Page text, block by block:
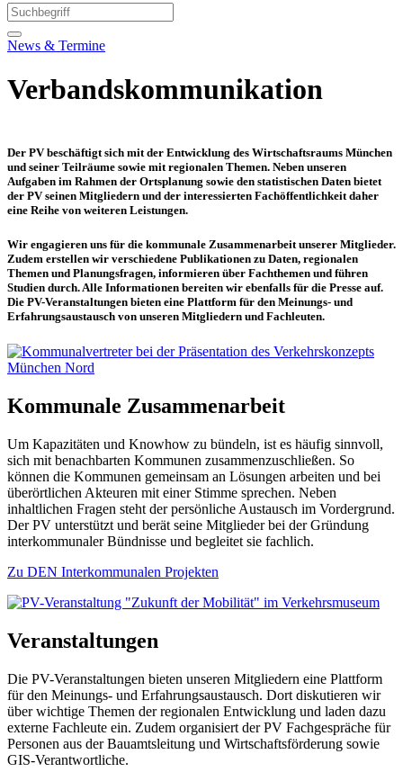
News & Termine
Verbandskommunikation
Der PV beschäftigt sich mit der Entwicklung des Wirtschaftsraums München
und seiner Teilräume sowie mit regionalen Themen. Neben unseren
Aufgaben im Rahmen der Ortsplanung sowie den statistischen Daten bietet
der PV seinen Mitgliedern und der interessierten Fachöffentlichkeit daher
eine Reihe von weiteren Leistungen.
Wir engagieren uns für die kommunale Zusammenarbeitunserer Mitglieder.
Zudem erstellen wir verschiedene Publikationen zu Daten, regionalen
Themen und Planungsfragen, informieren über Fachthemen und führen
Studien durch. Alle Informationen bereiten wir ebenfalls für die Presse auf.
Die PV-Veranstaltungen bieten eine Plattform für den Meinungs- und
Erfahrungsaustausch von unseren Mitgliedern und Fachleuten.
Kommunale Zusammenarbeit
Um Kapazitäten und Knowhow zu bündeln, ist es häufig sinnvoll,
sich mit benachbarten Kommunen zusammenzuschließen. So
können die Kommunen gemeinsam an Lösungen arbeiten und bei
überörtlichen Akteuren mit einer Stimme sprechen. Neben
inhaltlichen Fragen steht der persönliche Austausch im Vordergrund.
Der PV unterstützt und berät seine Mitglieder bei der Gründung
interkommunaler Bündnisse und begleitet sie fachlich.
Zu DEN Interkommunalen Projekten
Veranstaltungen
Die PV-Veranstaltungen bieten unseren Mitgliedern eine Plattform
für den Meinungs- und Erfahrungsaustausch. Dort diskutieren wir
über wichtige Themen der regionalen Entwicklung und laden dazu
externe Fachleute ein. Zudem organisiert der PV Fachgespräche für
Personen aus der Bauamtsleitung und Wirtschaftsförderung sowie
GIS-Verantwortliche.